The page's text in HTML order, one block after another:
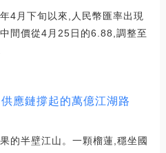
4月下旬以來,人民幣匯率出現
間價從4月25日的6.88,調整至
應鏈撐起的萬億江湖路
的半壁江山。一顆榴蓮,穩坐國